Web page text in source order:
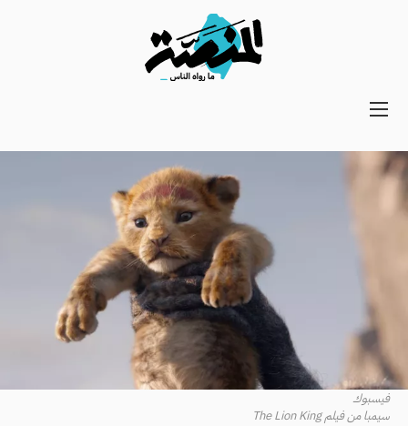
Main
Secondary
Navigation
فيسبوك
سيمبا من فيلم The Lion King